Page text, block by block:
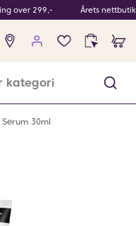
over 299,- Årets
Ingen
produkter
30ml